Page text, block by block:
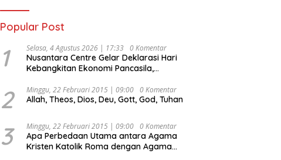
Popular Post
1 Selasa, 4 Agustus 2026 | 17:33 0 Komentar
Nusantara Centre Gelar Deklarasi Hari
Kebangkitan Ekonomi Pancasila,
Djojohadikusumo Anti Penjajahan
(Pergolakan Ekonomi Politik Indonesia) &
Undang Perekonomian Nasional dan
Kesejahteraan Sosial dalam Menata
Bangsa Menuju Indonesia Emas 2045”,
2 Minggu, 22 Februari 2015 | 09:00 0 Komentar
Allah, Theos, Dios, Deu, Gott, God, Tuhan
3 Minggu, 22 Februari 2015 | 09:00 0 Komentar
Apa Perbedaan Utama antara Agama
Kristen Katolik Roma dengan Agama